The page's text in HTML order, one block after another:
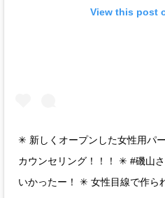
View this post
✳︎ 新しくオープンした女性用パ
カウンセリング！！！ ✳︎ #磯山
いかったー！ ✳︎ 女性目線で作ら